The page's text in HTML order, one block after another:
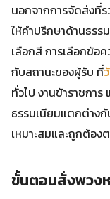
นอกจากการจัดส่งที่
ให้คำปรึกษาด้านธรร
เลือกสี การเลือกข้อ
กับสถานะของผู้รับ ที่
ทั่วไป งานข้าราชการ
ธรรมเนียมแตกต่างกั
เหมาะสมและถูกต้อ
ขั้นตอนสั่งพวง